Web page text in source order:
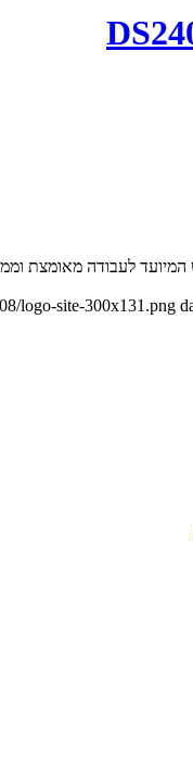
המיועד לעבודה מאומצת
logo-site-300x131.png